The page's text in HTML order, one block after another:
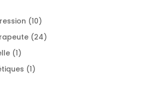
1010
produits
2424
11
produit
11